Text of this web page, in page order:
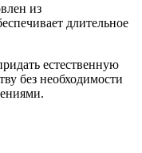
из
длительное
естественную
без необходимости